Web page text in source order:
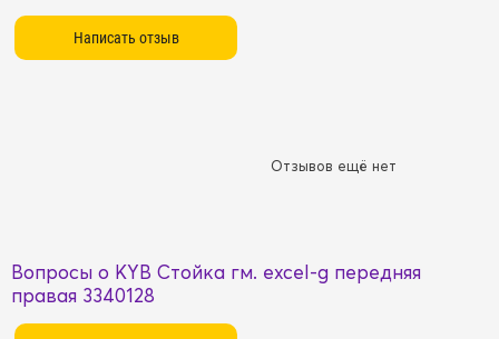
Отзывов ещё нет
Вопросы о KYB Стойка гм. excel-g передняя
правая 3340128